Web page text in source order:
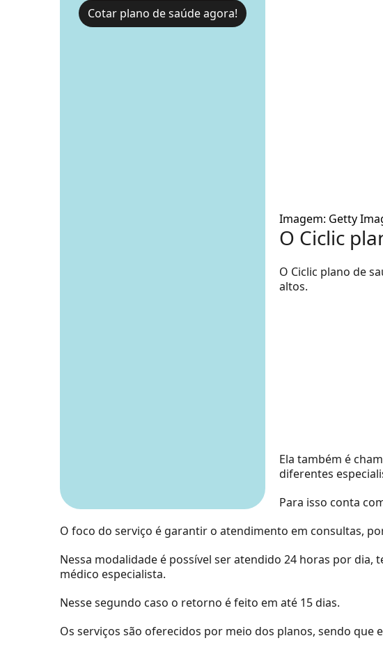
Cotar plano de saúde agora!
Imagem: Getty
O Ciclic
O Ciclic plano de
altos.
Ela também é
diferentes
Para isso conta
O foco do serviço é garantir o atendimento em consultas,
Nessa modalidade é possível ser atendido 24 horas por
médico especialista.
Nesse segundo caso o retorno é feito em até 15 dias.
Os serviços são oferecidos por meio dos planos, sendo